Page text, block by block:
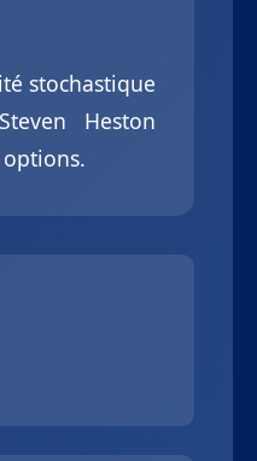
stochastique
Heston